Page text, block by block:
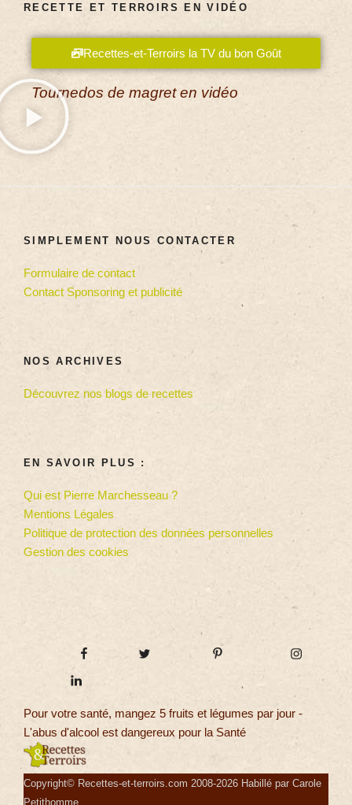
RECETTE ET TERROIRS EN VIDÉO
Recettes-et-Terroirs la TV du bon Goût
Tournedos de magret en vidéo
SIMPLEMENT NOUS CONTACTER
Formulaire de contact
Contact Sponsoring et publicité
NOS ARCHIVES
Découvrez nos blogs de recettes
EN SAVOIR PLUS :
Qui est Pierre Marchesseau ?
Mentions Légales
Politique de protection des données personnelles
Gestion des cookies
Pour votre santé, mangez 5 fruits et légumes par jour -
L'abus d'alcool est dangereux pour la Santé
Copyright© Recettes-et-terroirs.com 2008-2026 Habillé par Carole
Petithomme